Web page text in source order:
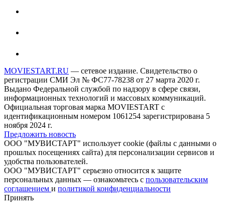
MOVIESTART.RU — сетевое издание. Свидетельство о
регистрации СМИ Эл № ФС77-78238 от 27 марта 2020 г.
Выдано Федеральной службой по надзору в сфере связи,
информационных технологий и массовых коммуникаций.
Официальная торговая марка MOVIESTART с
идентификационным номером 1061254 зарегистрирована 5
ноября 2024 г.
Предложить новость
ООО "МУВИСТАРТ" использует cookie (файлы с данными о
прошлых посещениях сайта) для персонализации сервисов и
удобства пользователей.
ООО "МУВИСТАРТ" серьезно относится к защите
персональных данных — ознакомьтесь с пользовательским
соглашением и политикой конфиденциальности
Принять